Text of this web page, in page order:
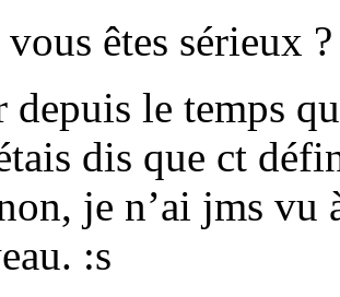
êtes sérieux
depuis le temps
dis que ct
je n’ai jms vu
:s